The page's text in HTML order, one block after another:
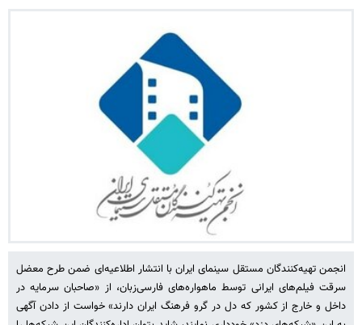
انجمن تهیه‌کنندگان مستقل سینمای ایران با انتشار اطلاعیه‌ای ضمن طرح معضل
سرقت فیلم‌های ایرانی توسط ماهواره‌های فارسی‌زبان، از «صاحبان سرمایه در
داخل و خارج از کشور که دل در گرو فرهنگ ایران دارند» خواست از دادن آگهی